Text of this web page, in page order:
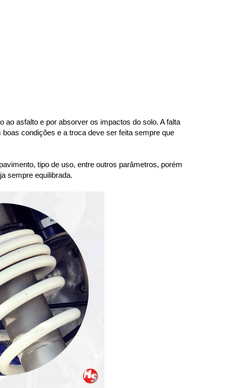
asfalto e por absorver os impactos do solo. A falta
condições e a troca deve ser feita sempre que
tipo de uso, entre outros parâmetros, porém
sempre equilibrada.